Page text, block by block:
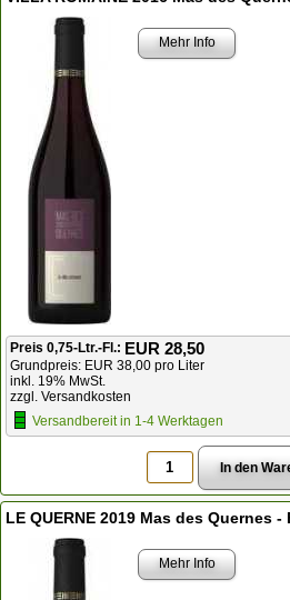
Mehr Info
Preis 0,75-Ltr.-Fl.: EUR 28,50
Grundpreis: EUR 38,00 pro Liter
inkl. 19% MwSt.
zzgl. Versandkosten
Versandbereit in 1-4 Werktagen
LE QUERNE 2019 Mas des Quernes -
Mehr Info